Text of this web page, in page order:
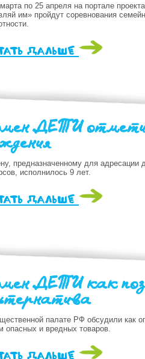
по 25 апреля на портале
им» пройдут соревнования
дальше
.ДЕТИ
предназначенному для адресации
исполнилось 9 лет.
дальше
.ДЕТИ как
палате РФ обсудили как
опасных и вредных товаров.
дальше